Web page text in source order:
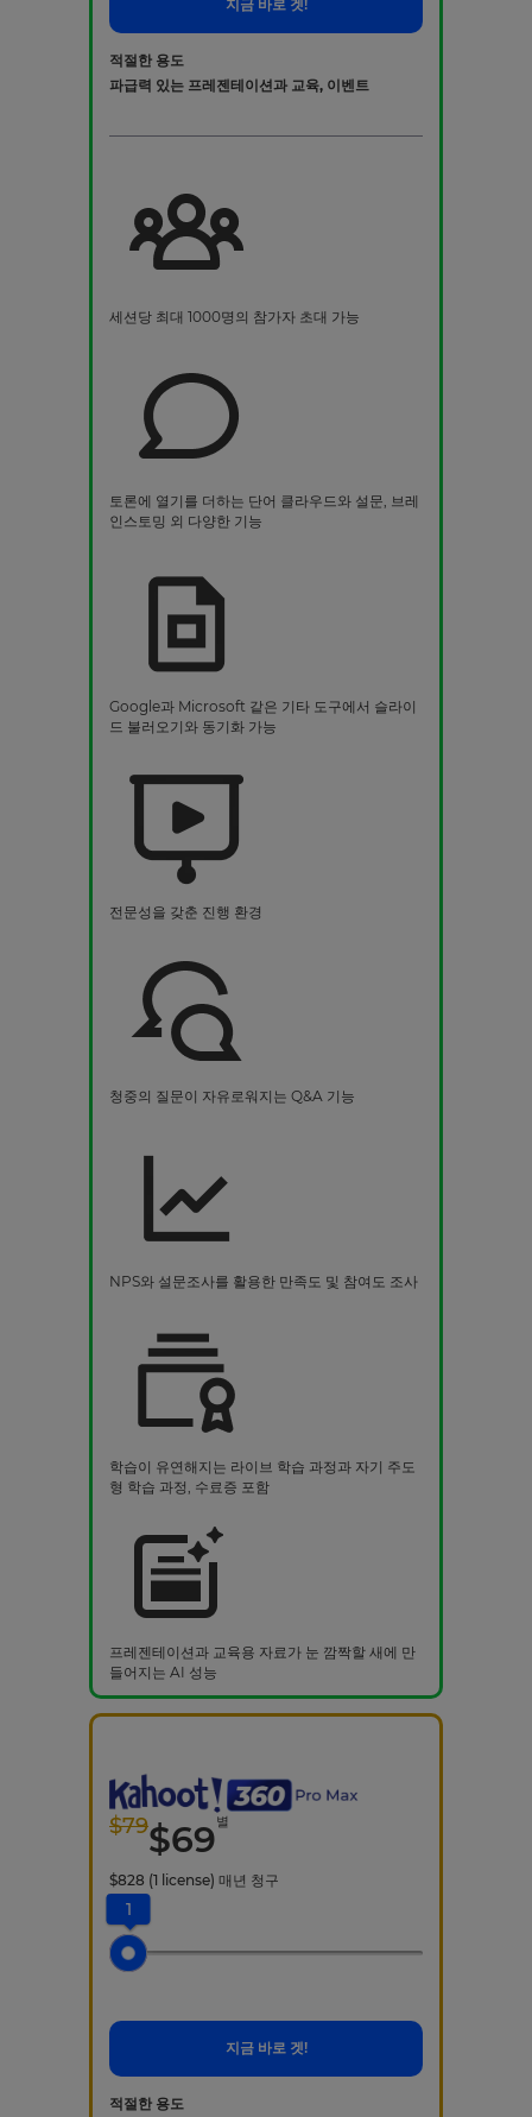
지금 바로 겟!
적절한 용도
파급력 있는 프레젠테이션과 교육, 이벤트
세션당 최대 1000명의 참가자 초대 가능
토론에 열기를 더하는 단어 클라우드와 설문, 브레
인스토밍 외 다양한 기능
Google과 Microsoft 같은 기타 도구에서 슬라이
드 불러오기와 동기화 가능
전문성을 갖춘 진행 환경
청중의 질문이 자유로워지는 Q&A 기능
NPS와 설문조사를 활용한 만족도 및 참여도 조사
학습이 유연해지는 라이브 학습 과정과 자기 주도
형 학습 과정, 수료증 포함
프레젠테이션과 교육용 자료가 눈 깜짝할 새에 만
들어지는 AI 성능
$79$69별
$828 (1 license) 매년 청구
1
지금 바로 겟!
적절한 용도